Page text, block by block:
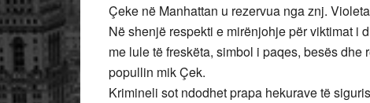
Çeke në Manhattan u rezervua nga znj.
Në shenjë respekti e mirënjohje për viktimat i
me lule të freskëta, simbol i paqes, besës
popullin mik Çek.
Krimineli sot ndodhet prapa hekurave të